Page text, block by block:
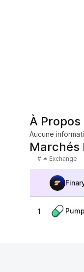
À
Aucune
Marchés
# Exchange
1